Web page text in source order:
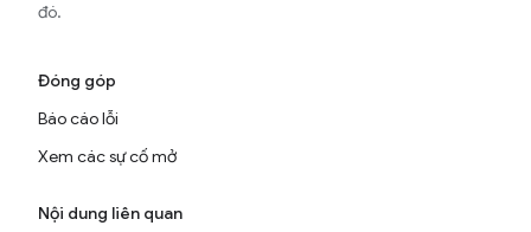
đó.
Đóng góp
Báo cáo lỗi
Xem các sự cố mở
Nội dung liên quan